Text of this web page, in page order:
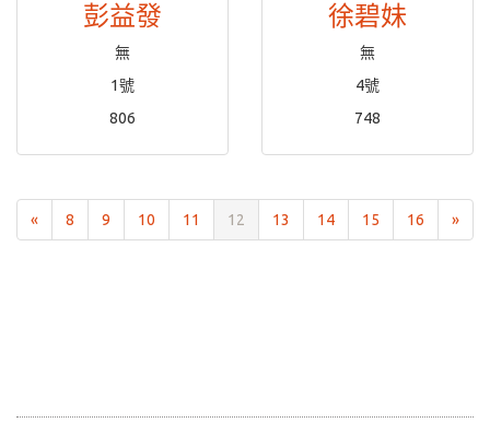
彭益發
無
1號
806
徐碧妹
無
4號
748
« 8 9 10 11 12 13 14 15 16 »